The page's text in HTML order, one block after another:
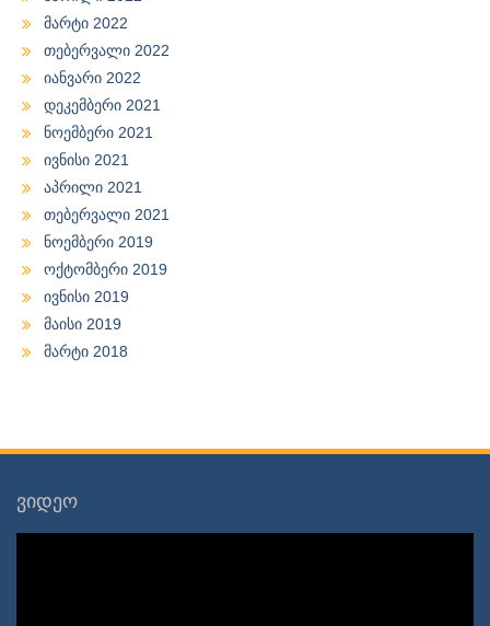
მარტი 2022
თებერვალი 2022
იანვარი 2022
დეკემბერი 2021
ნოემბერი 2021
ივნისი 2021
აპრილი 2021
თებერვალი 2021
ნოემბერი 2019
ოქტომბერი 2019
ივნისი 2019
მაისი 2019
მარტი 2018
ვიდეო